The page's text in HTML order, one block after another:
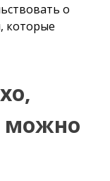
о
которые
можно